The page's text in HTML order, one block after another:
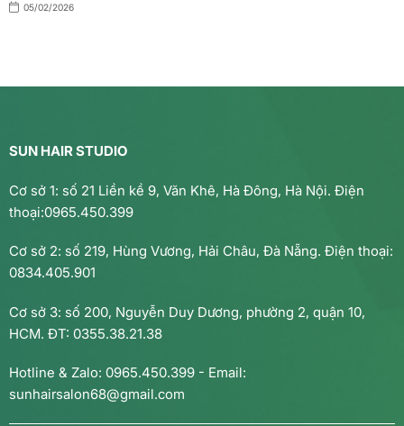
05/02/2026
SUN HAIR STUDIO
Cơ sở 1: số 21 Liền kề 9, Văn Khê, Hà Đông, Hà Nội. Điện
thoại:0965.450.399
Cơ sở 2: số 219, Hùng Vương, Hải Châu, Đà Nẵng. Điện thoại:
0834.405.901
Cơ sở 3: số 200, Nguyễn Duy Dương, phường 2, quận 10,
HCM. ĐT: 0355.38.21.38
Hotline & Zalo: 0965.450.399 - Email:
sunhairsalon68@gmail.com